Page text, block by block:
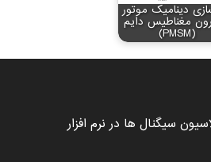
دینامیک موتور
مغناطیس دایم
(PMSM)
سیگنال ها در نرم افزار